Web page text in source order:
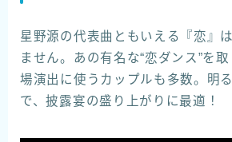
星野源の代表曲ともいえる『恋』
ません。あの有名な“恋ダンス”を
場演出に使うカップルも多数。明
で、披露宴の盛り上がりに最適！